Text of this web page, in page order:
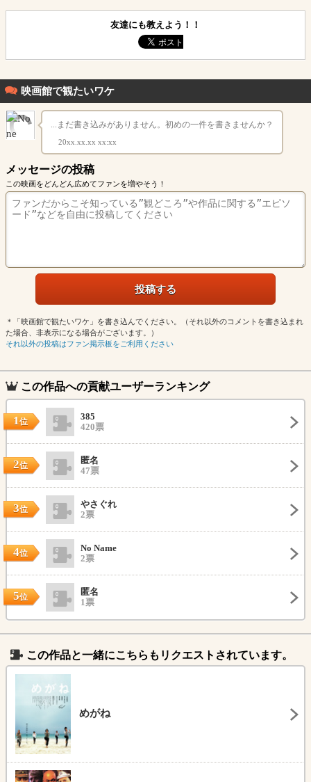
友達にも教えよう！！
映画館で観たいワケ
...まだ書き込みがありません。初めの一件を書きませんか？
20xx.xx.xx xx:xx
メッセージの投稿
この映画をどんどん広めてファンを増やそう！
＊「映画館で観たいワケ」を書き込んでください。（それ以外のコメントを書き込まれ
た場合、非表示になる場合がございます。）
それ以外の投稿はファン掲示板をご利用ください
この作品への貢献ユーザーランキング
1位
385
420票
2位
匿名
47票
3位
やさぐれ
2票
4位
No Name
2票
5位
匿名
1票
この作品と一緒にこちらもリクエストされています。
めがね